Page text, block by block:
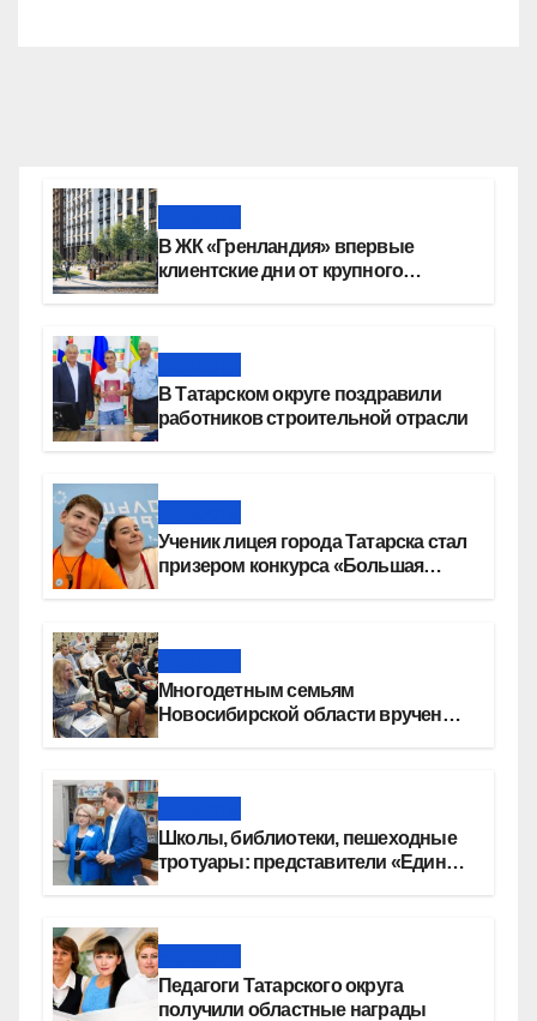
В ЖК «Гренландия» впервые
клиентские дни от крупного
В Татарском округе поздравили
работников строительной отрасли
Ученик лицея города Татарска стал
призером конкурса «Большая
Многодетным семьям
Новосибирской области вручены
Школы, библиотеки, пешеходные
тротуары: представители «Единой
Педагоги Татарского округа
получили областные награды